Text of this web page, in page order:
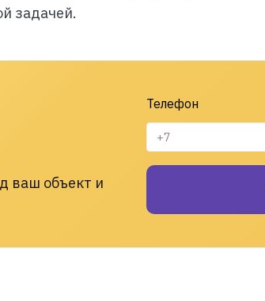
задачей.
ваш объект и
Телефон